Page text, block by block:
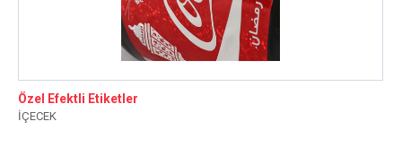
Özel Efektli Etiketler
İÇECEK